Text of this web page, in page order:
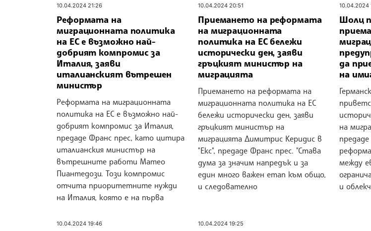
10.04.2024 21:26
Реформата на
миграционната политика
на ЕС е възможно най-
добрият компромис за
Италия, заяви
италианският вътрешен
министър
Реформата на миграционната
политика на ЕС е възможно най-
добрият компромис за Италия,
предаде Франс прес, като цитира
италианския министър на
вътрешните работи Матео
Пиантедози. Този компромис
отчита приоритетните нужди
на Италия, която е на първа
10.04.2024 20:51
Приемането на реформата
на миграционната
политика на ЕС бележи
исторически ден, заяви
гръцкият министър на
миграцията
Приемането на реформата на
миграционната политика на ЕС
бележи исторически ден, заяви
гръцкият министър на
миграцията Димитрис Керидис в
"Екс", предаде Франс прес. "Става
дума за значим напредък и за
един много важен етап към общо,
и следователно
10.04.2024
Шолц
да
на
на
между
и
10.04.2024 19:46 10.04.2024 19:25